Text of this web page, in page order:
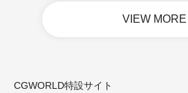
VIEW MORE
CGWORLD特設サイト